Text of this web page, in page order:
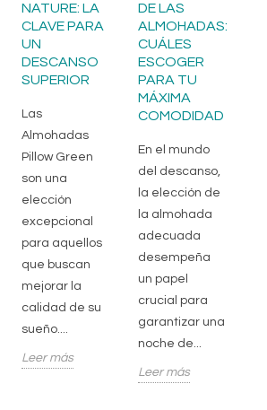
NATURE: LA
CLAVE PARA
UN
DESCANSO
SUPERIOR
Las
Almohadas
Pillow Green
son una
elección
excepcional
para aquellos
que buscan
mejorar la
calidad de su
sueño....
Leer más
DE LAS
ALMOHADAS:
CUÁLES
ESCOGER
PARA TU
MÁXIMA
COMODIDAD
En el mundo
del descanso,
la elección de
la almohada
adecuada
desempeña
un papel
crucial para
garantizar una
noche de...
Leer más